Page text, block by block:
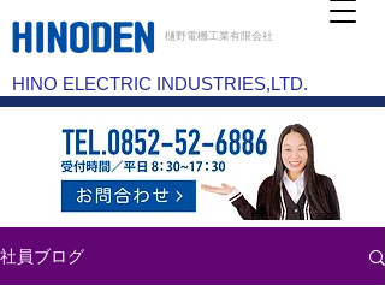
樋野電機工業有限会社
HINO ELECTRIC INDUSTRIES,LTD.
社員ブログ